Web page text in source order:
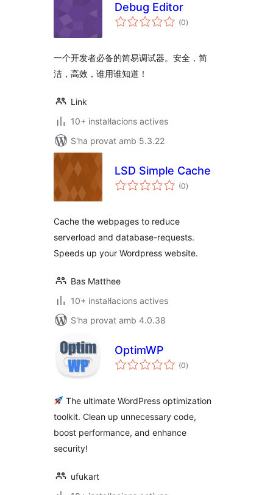
Debug Editor
(0puntuacions
totals
)
一个开发者必备的简易调试器。安全，简
洁，高效，谁用谁知道！
Link
10+ instal·lacions actives
S'ha provat amb 5.3.22
LSD Simple Cache
(0puntuacions
totals
)
Cache the webpages to reduce
serverload and database-requests.
Speeds up your Wordpress website.
Bas Matthee
10+ instal·lacions actives
S'ha provat amb 4.0.38
OptimWP
(0puntuacions
totals
)
The ultimate WordPress optimization
toolkit. Clean up unnecessary code,
boost performance, and enhance
security!
ufukart